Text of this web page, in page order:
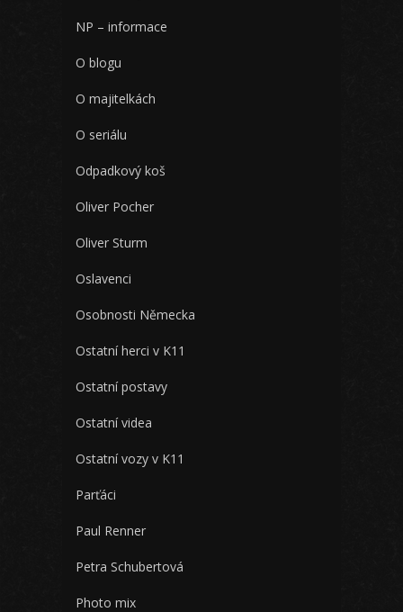
NP – informace
O blogu
O majitelkách
O seriálu
Odpadkový koš
Oliver Pocher
Oliver Sturm
Oslavenci
Osobnosti Německa
Ostatní herci v K11
Ostatní postavy
Ostatní videa
Ostatní vozy v K11
Parťáci
Paul Renner
Petra Schubertová
Photo mix